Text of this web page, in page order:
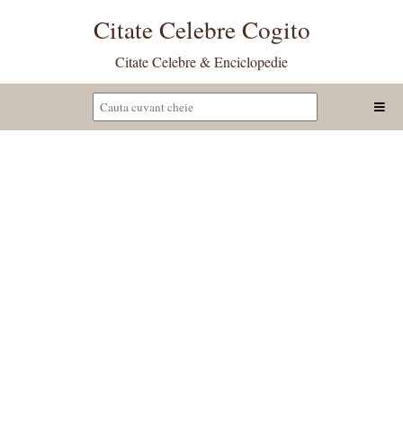
Citate Celebre Cogito
Citate Celebre & Enciclopedie